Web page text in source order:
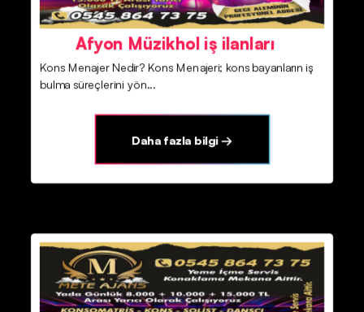
Afyon Müzikhol iş ilanları
Kons Menajer Nedir? Kons Menajeri; kons bayanların iş
bulma süreçlerini yön...
Daha fazla bilgi →